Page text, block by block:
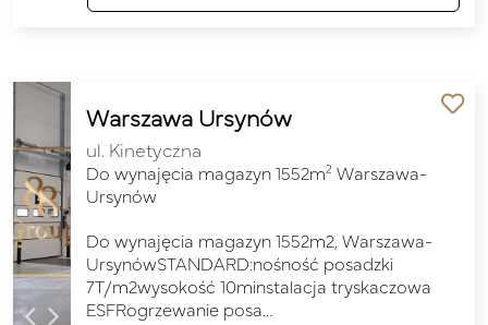
Warszawa Ursynów
ul. Kinetyczna
Do wynajęcia magazyn 1552m2 Warszawa-
Ursynów
Do wynajęcia magazyn 1552m2, Warszawa-
UrsynówSTANDARD:nośność posadzki
7T/m2wysokość 10minstalacja tryskaczowa
ESFRogrzewanie posa…